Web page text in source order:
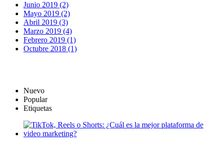
Junio 2019 (2)
Mayo 2019 (2)
Abril 2019 (3)
Marzo 2019 (4)
Febrero 2019 (1)
Octubre 2018 (1)
Nuevo
Popular
Etiquetas